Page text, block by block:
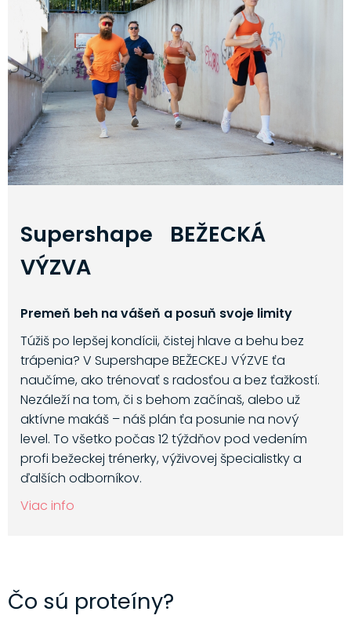
Supershape BEŽECKÁ
VÝZVA
Premeň beh na vášeň a posuň svoje limity
Túžiš po lepšej kondícii, čistej hlave a behu bez
trápenia? V Supershape BEŽECKEJ VÝZVE ťa
naučíme, ako trénovať s radosťou a bez ťažkostí.
Nezáleží na tom, či s behom začínaš, alebo už
aktívne makáš – náš plán ťa posunie na nový
level. To všetko počas 12 týždňov pod vedením
profi bežeckej trénerky, výživovej špecialistky a
ďalších odborníkov.
Viac info
Čo sú proteíny?